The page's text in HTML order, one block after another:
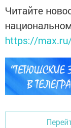
Читайте
https://